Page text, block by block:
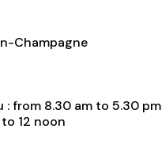
Champagne
: from 8.30 am to 5.30 pm
12 noon